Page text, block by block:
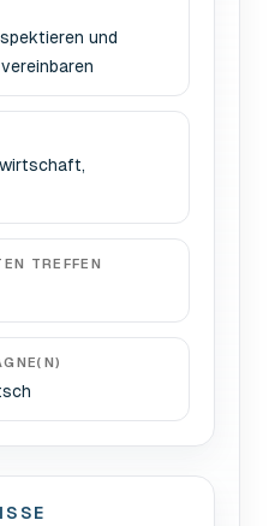
und
TREFFEN